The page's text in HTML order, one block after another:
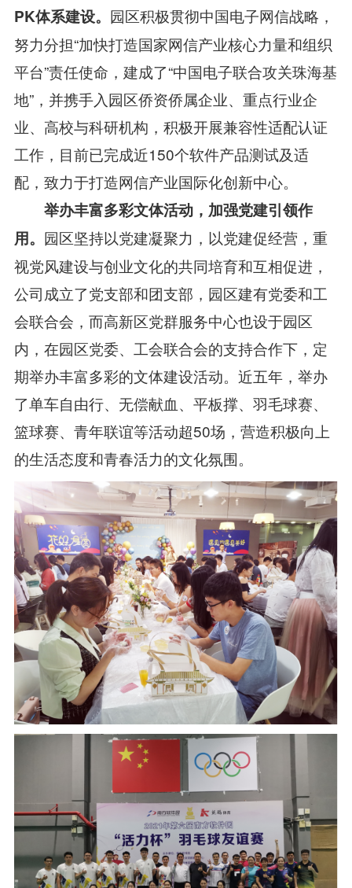
PK体系建设。 园区积极贯彻中国电子网信战略，
努力分担“加快打造国家网信产业核心力量和组织
平台”责任使命，建成了“中国电子联合攻关珠海基
地”，并携手入园区侨资侨属企业、重点行业企
业、高校与科研机构，积极开展兼容性适配认证
工作，目前已完成近150个软件产品测试及适
配，致力于打造网信产业国际化创新中心。
举办丰富多彩文体活动，加强党建引领作
用。 园区坚持以党建凝聚力，以党建促经营，重
视党风建设与创业文化的共同培育和互相促进，
公司成立了党支部和团支部，园区建有党委和工
会联合会，而高新区党群服务中心也设于园区
内，在园区党委、工会联合会的支持合作下，定
期举办丰富多彩的文体建设活动。近五年，举办
了单车自由行、无偿献血、平板撑、羽毛球赛、
篮球赛、青年联谊等活动超50场，营造积极向上
的生活态度和青春活力的文化氛围。